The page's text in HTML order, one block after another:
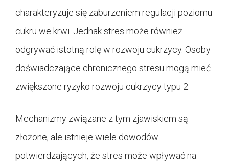
charakteryzuje się zaburzeniem regulacji poziomu
cukru we krwi. Jednak stres może również
odgrywać istotną rolę w rozwoju cukrzycy. Osoby
doświadczające chronicznego stresu mogą mieć
zwiększone ryzyko rozwoju cukrzycy typu 2.
Mechanizmy związane z tym zjawiskiem są
złożone, ale istnieje wiele dowodów
potwierdzających, że stres może wpływać na